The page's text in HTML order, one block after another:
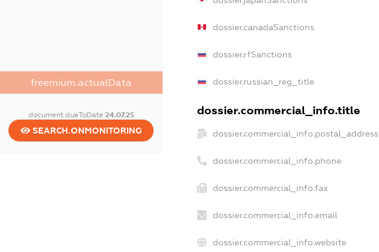
freemium.actualData
document.dueToDate 24.07.25
SEARCH.ONMONITORING
dossier.canadaSanctions
dossier.rfSanctions
dossier.russian_reg_title
dossier.commercial_info.title
dossier.commercial_info.postal_address
dossier.commercial_info.phone
dossier.commercial_info.fax
dossier.commercial_info.email
dossier.commercial_info.website